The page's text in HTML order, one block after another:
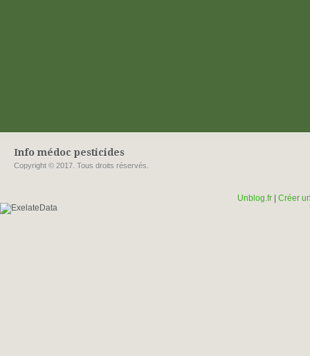
Info médoc pesticides
Copyright © 2017. Tous droits réservés.
Unblog.fr| Créer